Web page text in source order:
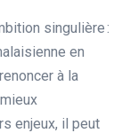
singulière :
en
à la
enjeux, il peut